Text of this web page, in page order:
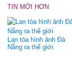
TIN MỚI HƠN
Lan tỏa hình ảnh Đà
Nẵng ra thế giới